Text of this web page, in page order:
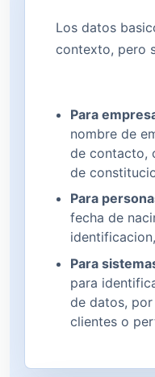
Los datos
contexto, pero
Para
nombre de
de contacto,
de
Para
fecha de
Para
para
de datos,
clientes o